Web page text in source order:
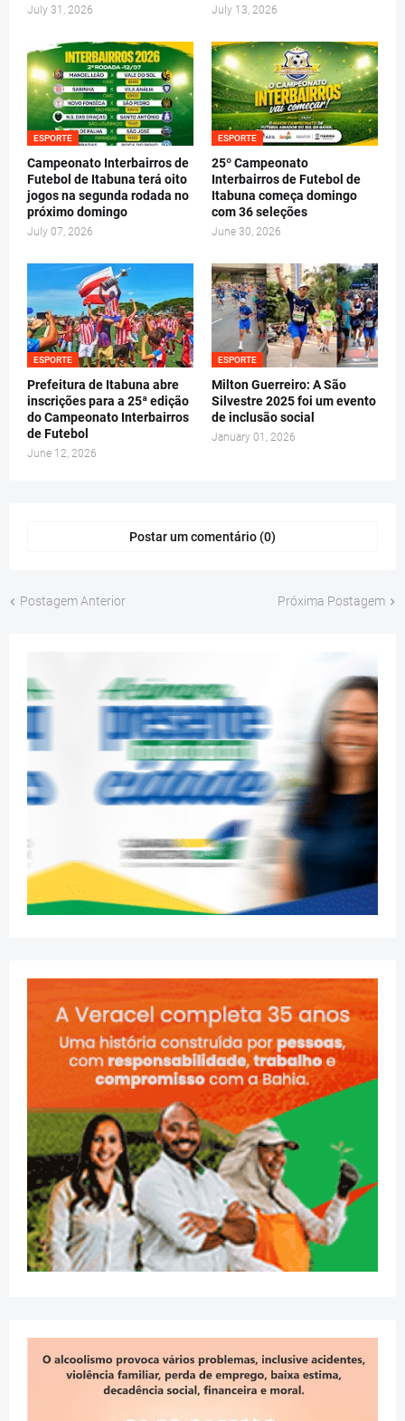
July 31, 2026 July 13, 2026
ESPORTE
Campeonato Interbairros de
Futebol de Itabuna terá oito
jogos na segunda rodada no
próximo domingo
July 07, 2026
ESPORTE
25º Campeonato
Interbairros de Futebol de
Itabuna começa domingo
com 36 seleções
June 30, 2026
ESPORTE
Prefeitura de Itabuna abre
inscrições para a 25ª edição
do Campeonato Interbairros
de Futebol
June 12, 2026
ESPORTE
Milton Guerreiro: A São
Silvestre 2025 foi um evento
de inclusão social
January 01, 2026
Postar um comentário (0)
Postagem Anterior Próxima Postagem